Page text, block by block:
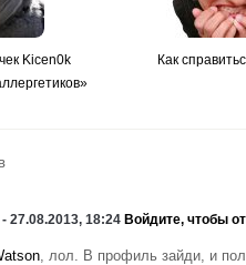
Kicen0k
Как
- 27.08.2013, 18:24 Войдите, чтобы
, лол. В профиль зайди, и